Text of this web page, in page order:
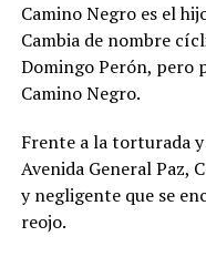
Camino Negro es el
Cambia de nombre
Domingo Perón, pero
Camino Negro.
Frente a la torturada
Avenida General Paz,
y negligente que se
reojo.